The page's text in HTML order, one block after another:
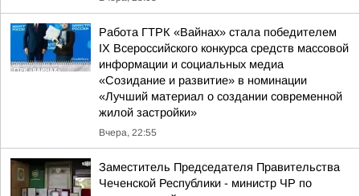
Работа ГТРК «Вайнах» стала победителем
IX Всероссийского конкурса средств массовой
информации и социальных медиа
«Созидание и развитие» в номинации
«Лучший материал о создании современной
жилой застройки»
Вчера, 22:55
Заместитель Председателя Правительства
Чеченской Республики - министр ЧР по